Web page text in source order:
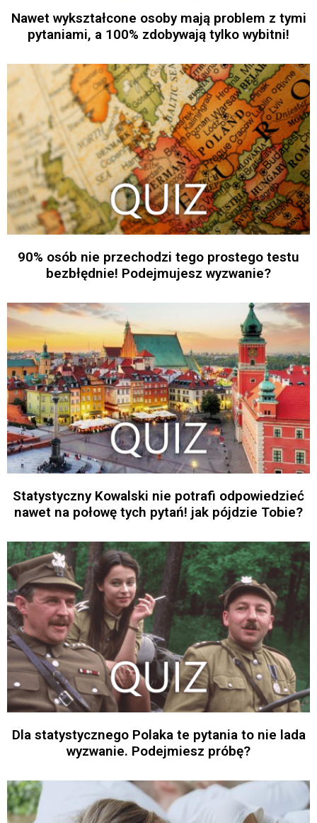
Nawet wykształcone osoby mają problem z tymi
pytaniami, a 100% zdobywają tylko wybitni!
90% osób nie przechodzi tego prostego testu
bezbłędnie! Podejmujesz wyzwanie?
Statystyczny Kowalski nie potrafi odpowiedzieć
nawet na połowę tych pytań! jak pójdzie Tobie?
Dla statystycznego Polaka te pytania to nie lada
wyzwanie. Podejmiesz próbę?